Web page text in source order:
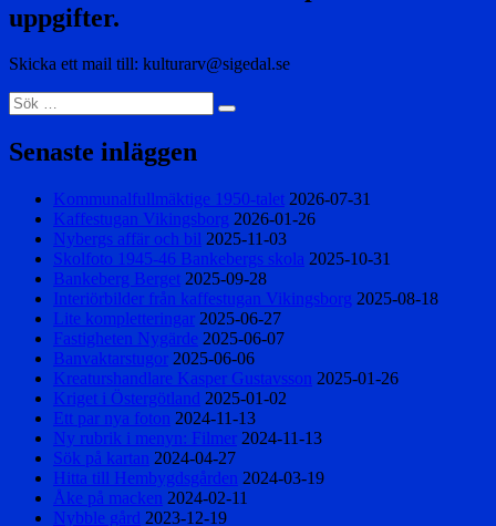
uppgifter.
Skicka ett mail till: kulturarv@sigedal.se
Sök
efter:
Sök
Senaste inläggen
Kommunalfullmäktige 1950-talet 2026-07-31
Kaffestugan Vikingsborg 2026-01-26
Nybergs affär och bil 2025-11-03
Skolfoto 1945-46 Bankebergs skola 2025-10-31
Bankeberg Berget 2025-09-28
Interiörbilder från kaffestugan Vikingsborg 2025-08-18
Lite kompletteringar 2025-06-27
Fastigheten Nygärde 2025-06-07
Banvaktarstugor 2025-06-06
Kreaturshandlare Kasper Gustavsson 2025-01-26
Kriget i Östergötland 2025-01-02
Ett par nya foton 2024-11-13
Ny rubrik i menyn: Filmer 2024-11-13
Sök på kartan 2024-04-27
Hitta till Hembygdsgården 2024-03-19
Åke på macken 2024-02-11
Nybble gård 2023-12-19